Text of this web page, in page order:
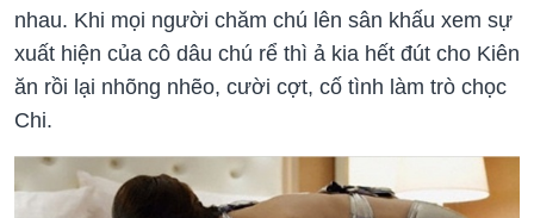
nhau. Khi mọi người chăm chú lên sân khấu xem sự
xuất hiện của cô dâu chú rể thì ả kia hết đút cho Kiên
ăn rồi lại nhõng nhẽo, cười cợt, cố tình làm trò chọc
Chi.